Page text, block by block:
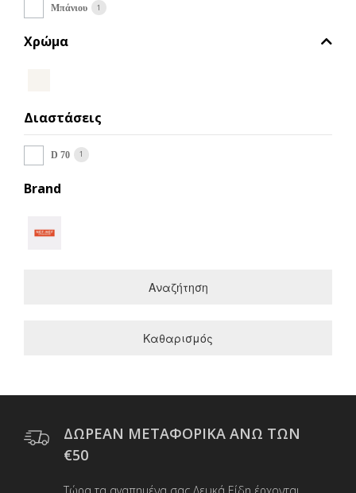
Μπάνιου 1
Χρώμα
Διαστάσεις
D 70 1
Brand
Αναζήτηση
Καθαρισμός
ΔΩΡΕΑΝ ΜΕΤΑΦΟΡΙΚΑ ΑΝΩ ΤΩΝ
€50